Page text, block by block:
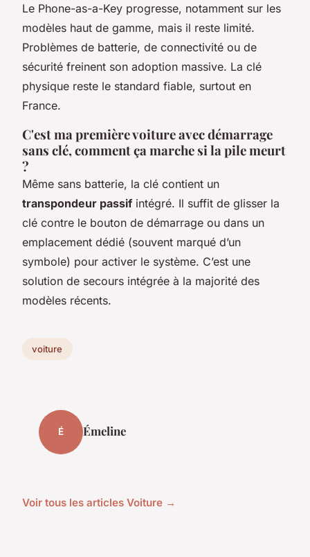
Le Phone-as-a-Key progresse, notamment sur les
modèles haut de gamme, mais il reste limité.
Problèmes de batterie, de connectivité ou de
sécurité freinent son adoption massive. La clé
physique reste le standard fiable, surtout en
France.
C'est ma première voiture avec démarrage
sans clé, comment ça marche si la pile meurt
?
Même sans batterie, la clé contient un
transpondeur passif intégré. Il suffit de glisser la
clé contre le bouton de démarrage ou dans un
emplacement dédié (souvent marqué d’un
symbole) pour activer le système. C’est une
solution de secours intégrée à la majorité des
modèles récents.
voiture
É Émeline
Voir tous les articles Voiture →